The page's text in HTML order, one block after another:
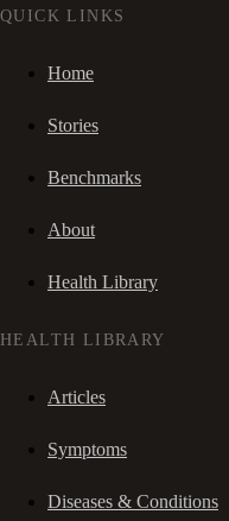
QUICK LINKS
Home
Stories
Benchmarks
About
Health Library
HEALTH LIBRARY
Articles
Symptoms
Diseases & Conditions